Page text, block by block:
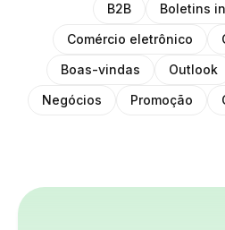
B2B
Boletins
Comércio eletrônico
Boas-vindas
Outlook
Negócios
Promoção